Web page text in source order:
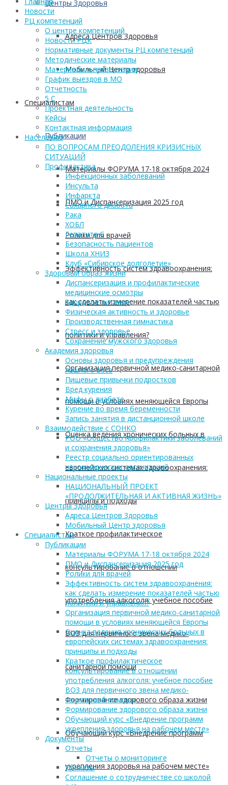
Центры Здоровья
Адреса Центров Здоровья
Мобильный Центр здоровья
Cпециалистам
Публикации
Материалы ФОРУМА 17-18 октября 2024
ПМО и Диспансеризация 2025 год
Ролики для врачей
Эффективность систем здравоохранения:
как сделать измерение показателей частью
политики и управления?
Организация первичной медико-санитарной
помощи в условиях меняющейся Европы
Оценка ведения хронических больных в
европейских системах здравоохранения:
принципы и подходы
Краткое профилактическое
консультирование в отношении
употребления алкоголя: учебное пособие
ВОЗ для первичного звена медико-
санитарной помощи
Формирование здорового образа жизни
Обучающий курс «Внедрение программ
укрепления здоровья на рабочем месте»
Новости
РЦ компетенций
О центре компетенций
Новости РЦК
Нормативные документы РЦ компетенций
Методические материалы
Материалы и презентации
График выездов в МО
Отчетность
5 С
Проектная деятельность
Кейсы
Контактная информация
Населению
ПО ВОПРОСАМ ПРЕОДОЛЕНИЯ КРИЗИСНЫХ
СИТУАЦИЙ
Профилактика
Инфекционных заболеваний
Инсульта
Инфаркта
Сахарного диабета
Рака
ХОБЛ
Гепатита С
Безопасность пациентов
Школа ХНИЗ
Клуб «Сибирское долголетие»
Здоровый образ жизни
Диспансеризация и профилактические
медицинские осмотры
Здоровое питание
Физическая активность и здоровье
Производственная гимнастика
Стресс и здоровье
Сохранение мужского здоровья
Академия здоровья
Основы здоровья и предупреждения
лишнего веса
Пищевые привычки подростков
Вред курения
Мифы о диабете
Курение во время беременности
Запись занятия в дистанционной школе
Взаимодействие с СОНКО
РОО «Общество профилактики заболеваний
и сохранения здоровья»
Реестр социально ориентированных
некоммерческих организаций
Национальные проекты
НАЦИОНАЛЬНЫЙ ПРОЕКТ
«ПРОДОЛЖИТЕЛЬНАЯ И АКТИВНАЯ ЖИЗНЬ»
Центры Здоровья
Адреса Центров Здоровья
Мобильный Центр здоровья
Cпециалистам
Публикации
Материалы ФОРУМА 17-18 октября 2024
ПМО и Диспансеризация 2025 год
Ролики для врачей
Эффективность систем здравоохранения:
как сделать измерение показателей частью
политики и управления?
Организация первичной медико-санитарной
помощи в условиях меняющейся Европы
Оценка ведения хронических больных в
европейских системах здравоохранения:
принципы и подходы
Краткое профилактическое
консультирование в отношении
употребления алкоголя: учебное пособие
ВОЗ для первичного звена медико-
санитарной помощи
Формирование здорового образа жизни
Обучающий курс «Внедрение программ
укрепления здоровья на рабочем месте»
Документы
Отчеты
Отчеты о мониторинге
Приказы
Соглашение о сотрудничестве со школой